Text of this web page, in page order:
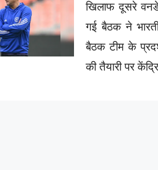
खिलाफ दूसरे
गई बैठक ने
बैठक टीम के
की तैयारी पर